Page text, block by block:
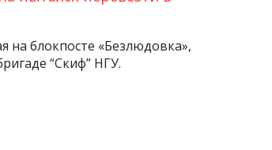
на блокпосте «Безлюдовка»,
“Скиф” НГУ.